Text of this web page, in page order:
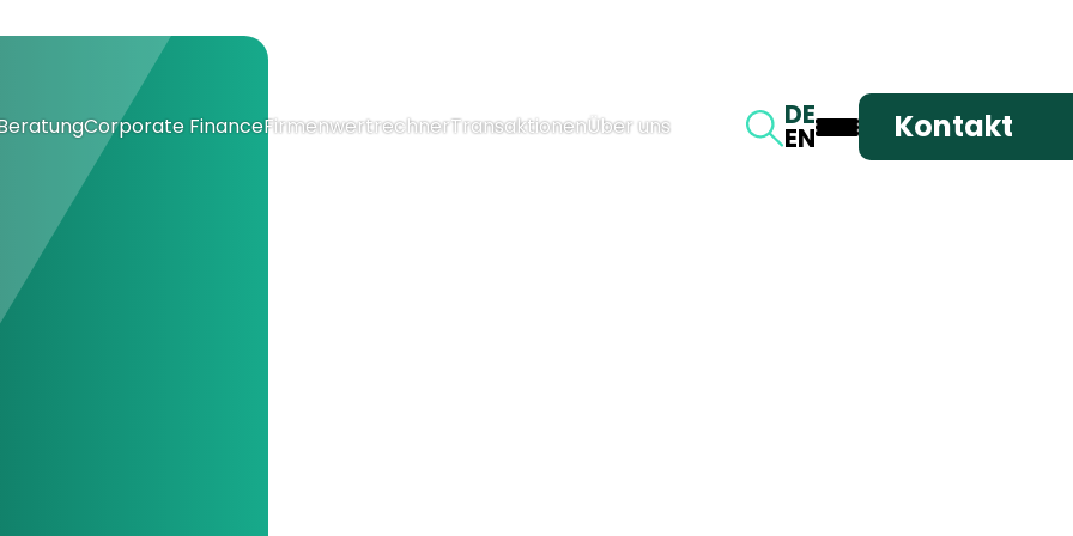
Corporate FinanceFirmenwertrechnerTransaktionenÜber uns DE
EN Kontakt